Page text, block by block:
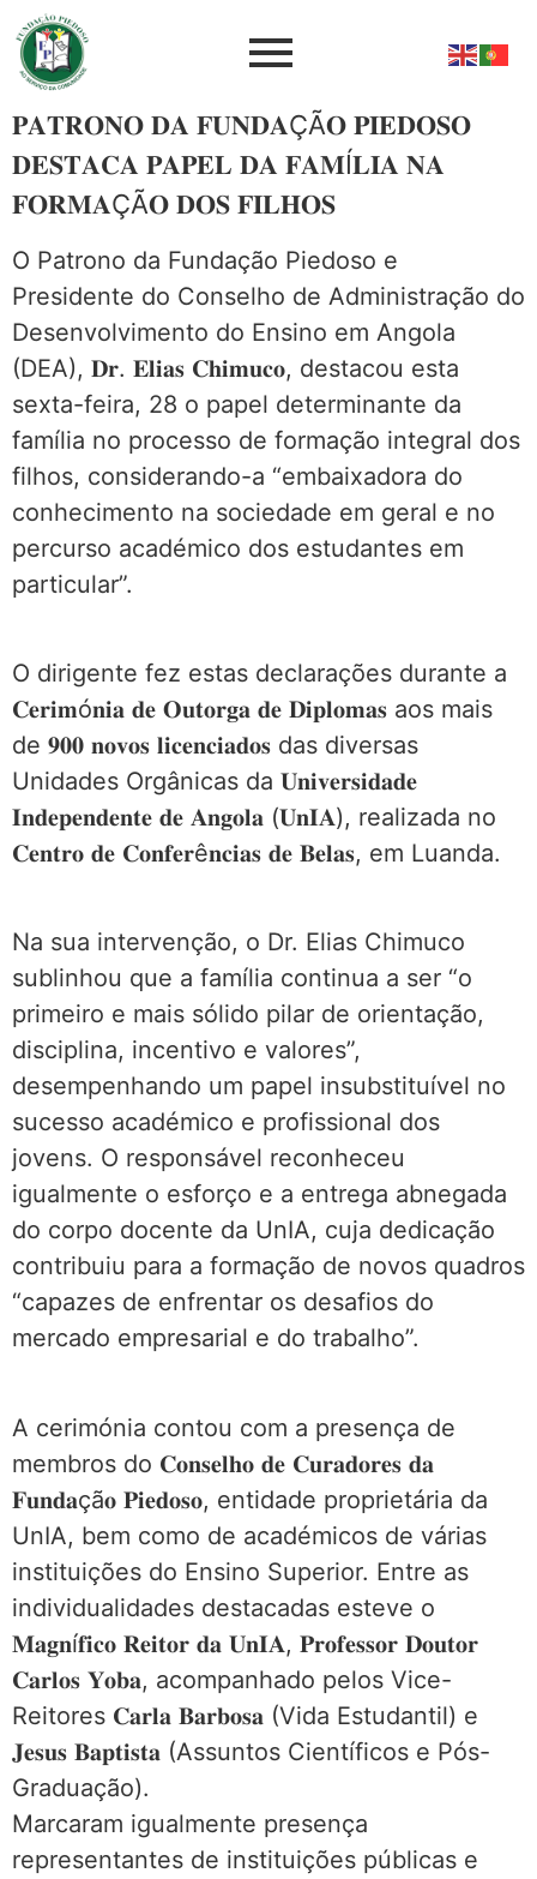
𝐏𝐀𝐓𝐑𝐎𝐍𝐎 𝐃𝐀 𝐅𝐔𝐍𝐃𝐀ÇÃ𝐎 𝐏𝐈𝐄𝐃𝐎𝐒𝐎
𝐃𝐄𝐒𝐓𝐀𝐂𝐀 𝐏𝐀𝐏𝐄𝐋 𝐃𝐀 𝐅𝐀𝐌Í𝐋𝐈𝐀 𝐍𝐀
𝐅𝐎𝐑𝐌𝐀ÇÃ𝐎 𝐃𝐎𝐒 𝐅𝐈𝐋𝐇𝐎𝐒
O Patrono da Fundação Piedoso e
Presidente do Conselho de Administração do
Desenvolvimento do Ensino em Angola
(DEA), 𝐃𝐫. 𝐄𝐥𝐢𝐚𝐬 𝐂𝐡𝐢𝐦𝐮𝐜𝐨, destacou esta
sexta-feira, 28 o papel determinante da
família no processo de formação integral dos
filhos, considerando-a “embaixadora do
conhecimento na sociedade em geral e no
percurso académico dos estudantes em
particular”.
O dirigente fez estas declarações durante a
𝐂𝐞𝐫𝐢𝐦ó𝐧𝐢𝐚 𝐝𝐞 𝐎𝐮𝐭𝐨𝐫𝐠𝐚 𝐝𝐞 𝐃𝐢𝐩𝐥𝐨𝐦𝐚𝐬 aos mais
de 𝟗𝟎𝟎 𝐧𝐨𝐯𝐨𝐬 𝐥𝐢𝐜𝐞𝐧𝐜𝐢𝐚𝐝𝐨𝐬 das diversas
Unidades Orgânicas da 𝐔𝐧𝐢𝐯𝐞𝐫𝐬𝐢𝐝𝐚𝐝𝐞
𝐈𝐧𝐝𝐞𝐩𝐞𝐧𝐝𝐞𝐧𝐭𝐞 𝐝𝐞 𝐀𝐧𝐠𝐨𝐥𝐚 (𝐔𝐧𝐈𝐀), realizada no
𝐂𝐞𝐧𝐭𝐫𝐨 𝐝𝐞 𝐂𝐨𝐧𝐟𝐞𝐫ê𝐧𝐜𝐢𝐚𝐬 𝐝𝐞 𝐁𝐞𝐥𝐚𝐬, em Luanda.
Na sua intervenção, o Dr. Elias Chimuco
sublinhou que a família continua a ser “o
primeiro e mais sólido pilar de orientação,
disciplina, incentivo e valores”,
desempenhando um papel insubstituível no
sucesso académico e profissional dos
jovens. O responsável reconheceu
igualmente o esforço e a entrega abnegada
do corpo docente da UnIA, cuja dedicação
contribuiu para a formação de novos quadros
“capazes de enfrentar os desafios do
mercado empresarial e do trabalho”.
A cerimónia contou com a presença de
membros do 𝐂𝐨𝐧𝐬𝐞𝐥𝐡𝐨 𝐝𝐞 𝐂𝐮𝐫𝐚𝐝𝐨𝐫𝐞𝐬 𝐝𝐚
𝐅𝐮𝐧𝐝𝐚çã𝐨 𝐏𝐢𝐞𝐝𝐨𝐬𝐨, entidade proprietária da
UnIA, bem como de académicos de várias
instituições do Ensino Superior. Entre as
individualidades destacadas esteve o
𝐌𝐚𝐠𝐧í𝐟𝐢𝐜𝐨 𝐑𝐞𝐢𝐭𝐨𝐫 𝐝𝐚 𝐔𝐧𝐈𝐀, 𝐏𝐫𝐨𝐟𝐞𝐬𝐬𝐨𝐫 𝐃𝐨𝐮𝐭𝐨𝐫
𝐂𝐚𝐫𝐥𝐨𝐬 𝐘𝐨𝐛𝐚, acompanhado pelos Vice-
Reitores 𝐂𝐚𝐫𝐥𝐚 𝐁𝐚𝐫𝐛𝐨𝐬𝐚 (Vida Estudantil) e
𝐉𝐞𝐬𝐮𝐬 𝐁𝐚𝐩𝐭𝐢𝐬𝐭𝐚 (Assuntos Científicos e Pós-
Graduação).
Marcaram igualmente presença
representantes de instituições públicas e